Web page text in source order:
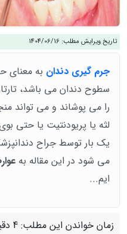
تاریخ ویرایش مطلب: 1404/06/16
جرم گیری دندان به معنای
سطوح دندان می باشد،
را می پوشاند و می تواند
لثه یا پریودنتیت یا حتی
یک بار توسط جراح
می شود در این مقاله به
ایم...
زمان خواندن این مطلب: 4 دقیقه